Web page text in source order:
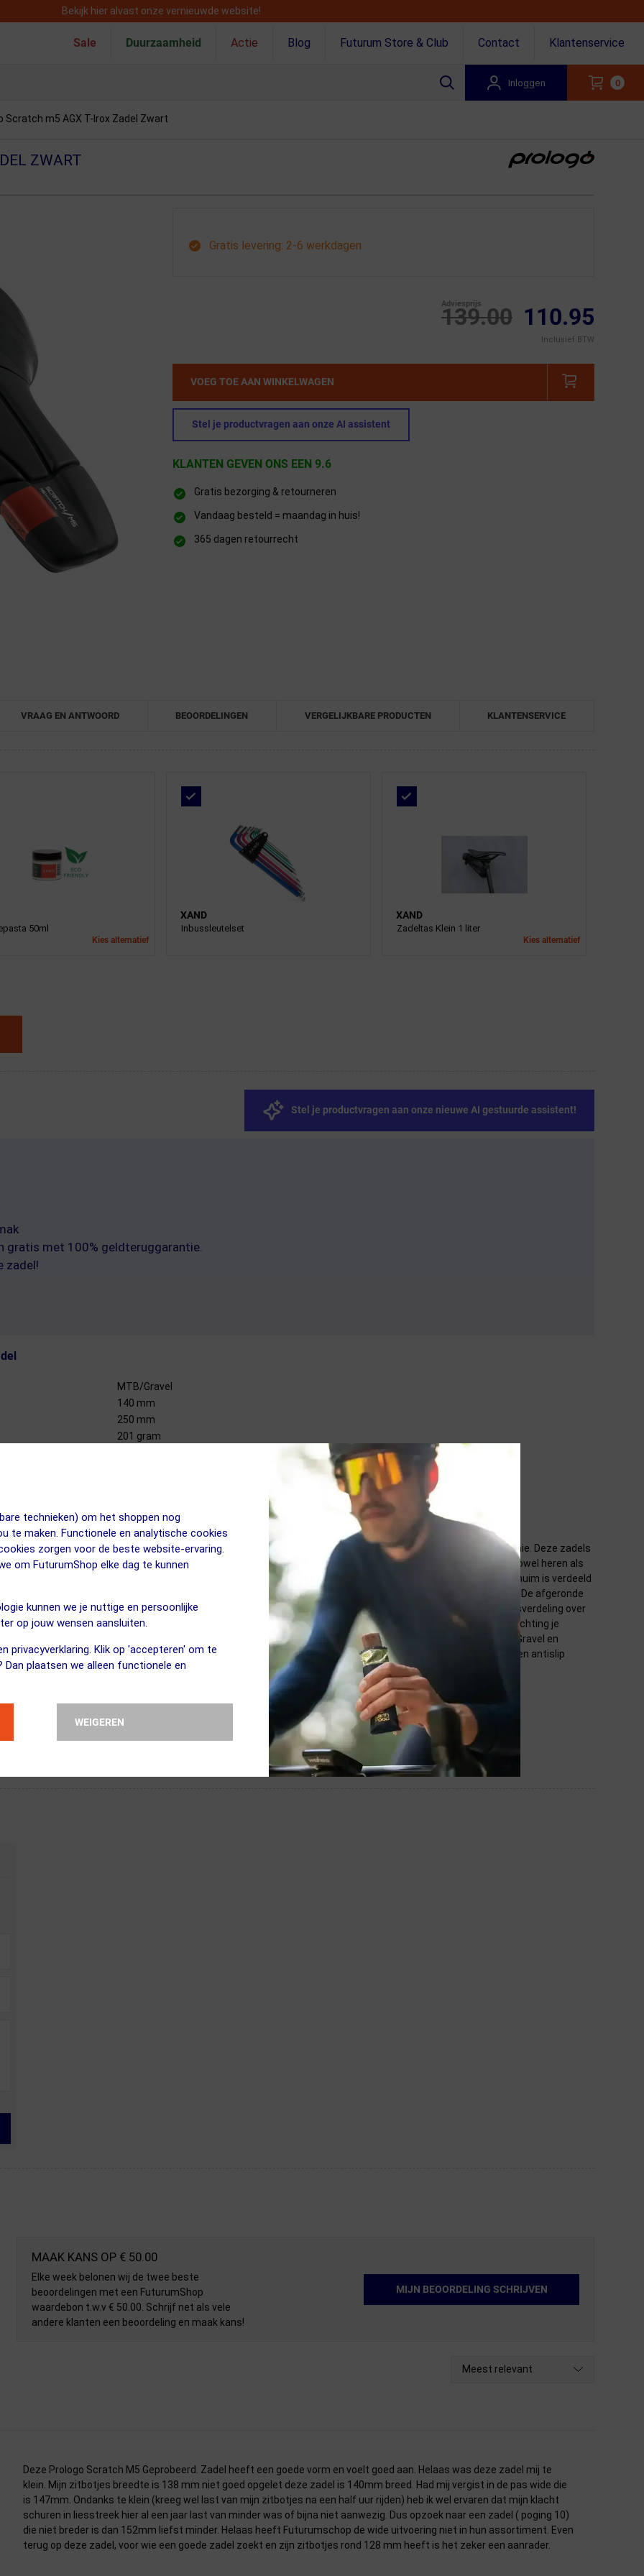
technieken) om het shoppen nog
te maken. Functionele en analytische cookies
zorgen voor de beste website-ervaring.
om FuturumShop elke dag te kunnen
kunnen we je nuttige en persoonlijke
op jouw wensen aansluiten.
privacyverklaring. Klik op 'accepteren' om te
Dan plaatsen we alleen functionele en
WEIGEREN
Bekijk hier alvast onze vernieuwde website!
Sale Duurzaamheid Actie Blog Futurum Store & Club Contact Klantenservice
Inloggen 0
Scratch m5 AGX T-Irox Zadel Zwart
ZWART
Gratis levering: 2-6 werkdagen
139.00
Adviesprijs 110.95
Inclusief BTW
VOEG TOE AAN WINKELWAGEN
Stel je productvragen aan onze AI assistent
KLANTEN GEVEN ONS EEN 9.6
Gratis bezorging & retourneren
Vandaag besteld = maandag in huis!
365 dagen retourrecht
VRAAG EN ANTWOORD BEOORDELINGEN VERGELIJKBARE PRODUCTEN KLANTENSERVICE
50ml
Kies alternatief
XAND
Inbussleutelset
XAND
Zadeltas Klein 1 liter
Kies alternatief
Stel je productvragen aan onze nieuwe AI gestuurde assistent!
gratis met 100% geldteruggarantie.
zadel!
MTB/Gravel
140 mm
250 mm
201 gram
van de 4.0 technologieën waarmee de zadels erg innovatief zijn wat betreft afmeting, vorm en ergonomie. Deze zadels
en daarmee dus ook voor tijdrijden en triatlon. Dankzij de innovatieve T-vorm is de Scratch M5 geschikt voor zowel heren als
in samenwerking met de technische universiteit van Milaan en verbetert comfort en prestaties. Het actieve schuim is verdeeld
Hiermee worden de natuurlijke bewegingen tijdens het trappen ondersteund bij zowel de duw- als de trekfase. De afgeronde
kunnen roteren voor een optimale stabiliteit en ondersteuning. Ook zorgt de vorm voor een betere gewichtsverdeling over
materiaal. Dit materiaal is erg licht, sterk en goed bestand tegen torsie. Zo gaat er minder energie verloren die richting je
uit de aerospace industrie.Deze AGX variant van de Scratch M5 is specifiek ontwikkeld voor Adventure, Gravel en
is dikker waardoor trillingen en schokken beter worden geabsorbeerd. Tevens is het oppervlakte voorzien van een antislip
MAAK KANS OP € 50.00
Elke week belonen wij de twee beste
beoordelingen met een FuturumShop
waardebon t.w.v € 50.00. Schrijf net als vele
andere klanten een beoordeling en maak kans!
MIJN BEOORDELING SCHRIJVEN
Meest relevant
Deze Prologo Scratch M5 Geprobeerd. Zadel heeft een goede vorm en voelt goed aan. Helaas was deze zadel mij te
klein. Mijn zitbotjes breedte is 138 mm niet goed opgelet deze zadel is 140mm breed. Had mij vergist in de pas wide die
is 147mm. Ondanks te klein (kreeg wel last van mijn zitbotjes na een half uur rijden) heb ik wel ervaren dat mijn klacht
schuren in liesstreek hier al een jaar last van minder was of bijna niet aanwezig. Dus opzoek naar een zadel ( poging 10)
die niet breder is dan 152mm liefst minder. Helaas heeft Futurumschop de wide uitvoering niet in hun assortiment. Even
terug op deze zadel, voor wie een goede zadel zoekt en zijn zitbotjes rond 128 mm heeft is het zeker een aanrader.